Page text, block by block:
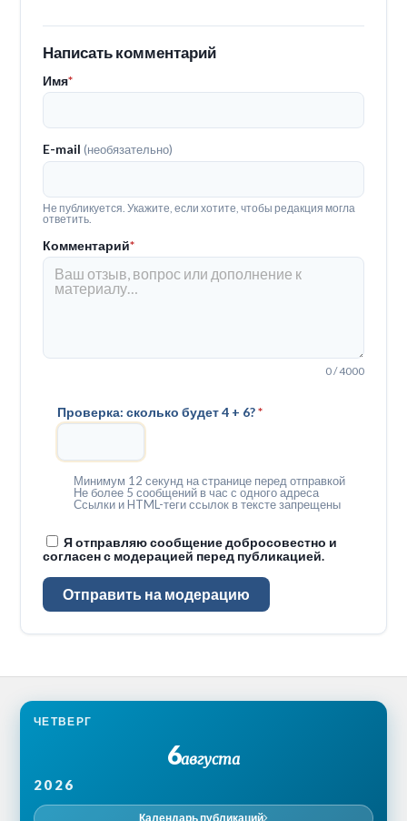
Написать комментарий
Имя*
E-mail(необязательно)
Не публикуется. Укажите, если хотите, чтобы редакция могла
ответить.
Комментарий*
0 / 4000
Проверка: сколько будет 4 + 6?*
Минимум 12 секунд на странице перед отправкой
Не более 5 сообщений в час с одного адреса
Ссылки и HTML-теги ссылок в тексте запрещены
Я отправляю сообщение добросовестно и
согласен с модерацией перед публикацией.
Отправить на модерацию
ЧЕТВЕРГ
6августа
2026
Календарь публикаций